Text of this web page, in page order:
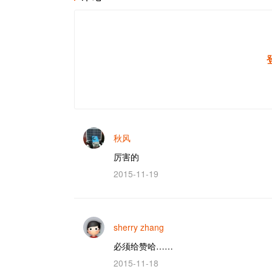
秋风
厉害的
2015-11-19
sherry zhang
必须给赞哈……
2015-11-18